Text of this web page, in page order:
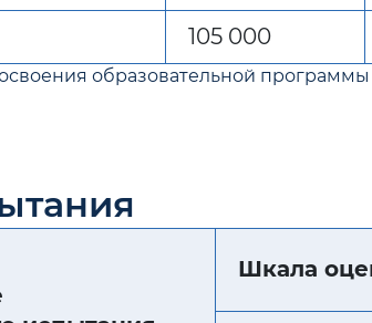
105 000
образовательной
Шкала